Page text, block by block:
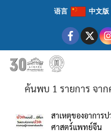
语言 中文版
ค้นพบ 1 รายการ จา
สาเหตุของอาการ
ศาสตร์แพทย์จีน